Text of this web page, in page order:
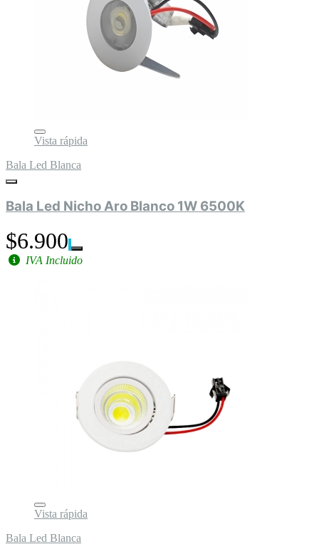
Vista rápida
Bala Led Blanca
Bala Led Nicho Aro Blanco 1W 6500K
$6.900
IVA Incluido
Vista rápida
Bala Led Blanca